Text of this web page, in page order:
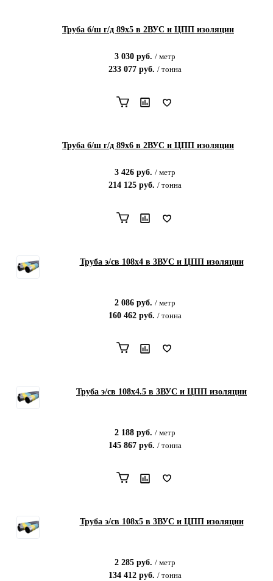
Труба б/ш г/д 89х5 в 2ВУС и ЦПП изоляции
3 030 руб. / метр
233 077 руб. / тонна
Труба б/ш г/д 89х6 в 2ВУС и ЦПП изоляции
3 426 руб. / метр
214 125 руб. / тонна
Труба э/св 108х4 в 3ВУС и ЦПП изоляции
2 086 руб. / метр
160 462 руб. / тонна
Труба э/св 108х4.5 в 3ВУС и ЦПП изоляции
2 188 руб. / метр
145 867 руб. / тонна
Труба э/св 108х5 в 3ВУС и ЦПП изоляции
2 285 руб. / метр
134 412 руб. / тонна